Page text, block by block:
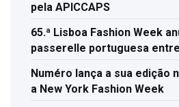
pela APICCAPS
65.ª Lisboa Fashion Week
passerelle portuguesa
Numéro lança a sua edição
a New York Fashion Week